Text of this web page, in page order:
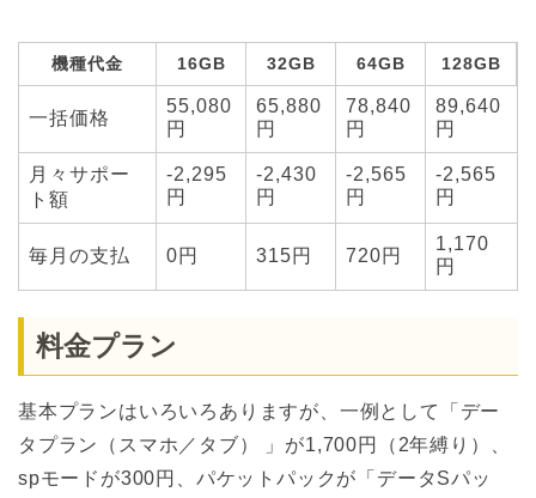
機種代金 16GB 32GB 64GB 128GB
一括価格
55,080
円
65,880
円
78,840
円
89,640
円
月々サポー
ト額
-2,295
円
-2,430
円
-2,565
円
-2,565
円
毎月の支払 0円 315円 720円
1,170
円
料金プラン
基本プランはいろいろありますが、一例として「デー
タプラン（スマホ／タブ） 」が1,700円（2年縛り）、
spモードが300円、パケットパックが「データSパッ